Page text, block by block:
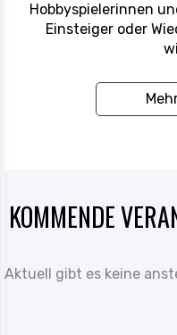
Hobbyspielerinnen
Einsteiger oder
KOMMENDE
Aktuell gibt es keine